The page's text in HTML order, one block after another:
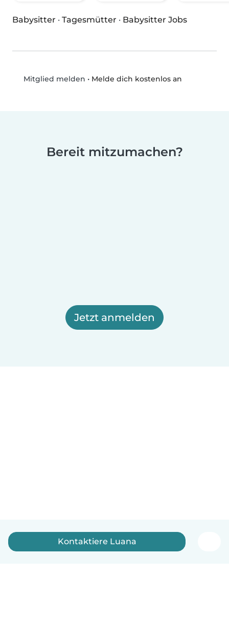
Babysitter · Tagesmütter · Babysitter Jobs
Mitglied melden • Melde dich kostenlos an
Bereit mitzumachen?
Jetzt anmelden
Kontaktiere Luana